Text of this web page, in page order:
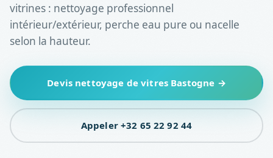
vitrines : nettoyage professionnel
intérieur/extérieur, perche eau pure ou nacelle
selon la hauteur.
Devis nettoyage de vitres Bastogne →
Appeler +32 65 22 92 44